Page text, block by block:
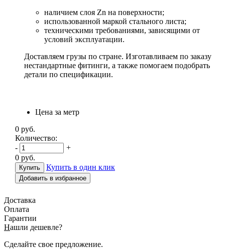
наличием слоя Zn на поверхности;
использованной маркой стального листа;
техническими требованиями, зависящими от
условий эксплуатации.
Доставляем грузы по стране. Изготавливаем по заказу
нестандартные фитинги, а также помогаем подобрать
детали по спецификации.
Цена за метр
0 руб.
Количество:
-
+
0 руб.
Купить в один клик
Добавить в избранное
Доставка
Оплата
Гарантии
Нашли дешевле?
Сделайте свое предложение.